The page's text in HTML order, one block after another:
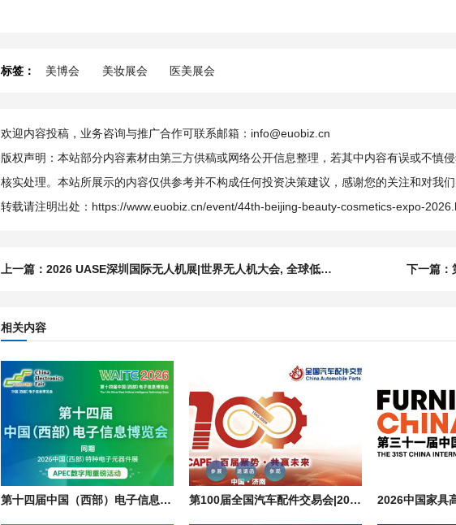
标签： 美博会 美妆展会 医美展会
欢迎内容投稿，业务咨询与推广合作可联系邮箱：info@euobiz.cn
版权声明：本站部分内容素材由第三方供稿或网络公开信息整理，若其中内容有误或不慎
核实处理。本站所展示的内容仅供参考并不构成任何投资决策建议，感谢您的关注和对我们
转载请注明出处： https://www.euobiz.cn/event/44th-beijing-beauty-cosmetics-expo-
上一篇： 2026 UASE深圳国际无人机展|世界无人机大会, 全球低空经济万亿新赛道 下一篇：
相关内容
第十四届中国（西部）电子信息博览会|2026成都西部电子元器件展会 第100届全国汽车配件交易会|2026济南秋季汽配展会 CAPF